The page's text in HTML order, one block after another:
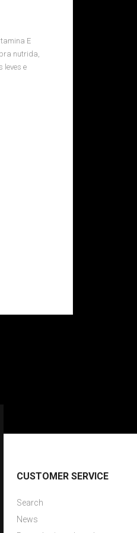
E
nutrida,
leves e
CUSTOMER SERVICE
Search
News